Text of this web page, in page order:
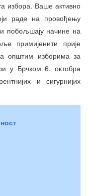
избора. Ваше активно
раде на провођењу
и побољшају начине на
примијенити прије
општим изборима за
у Брчком 6. октобра
и сигурнијих